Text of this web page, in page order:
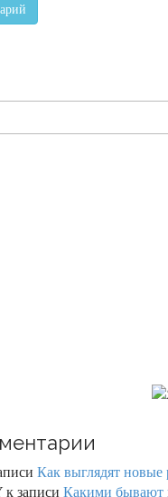
Как выглядят новые
к записи Какими бывают